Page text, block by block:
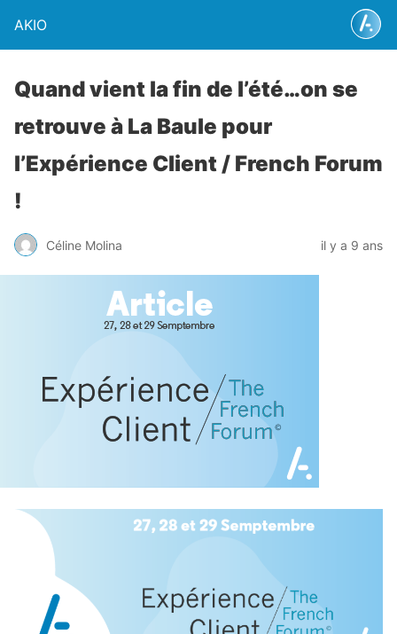
AKIO
Quand vient la fin de l’été…on se
retrouve à La Baule pour
l’Expérience Client / French Forum
!
Céline Molina il y a 9 ans